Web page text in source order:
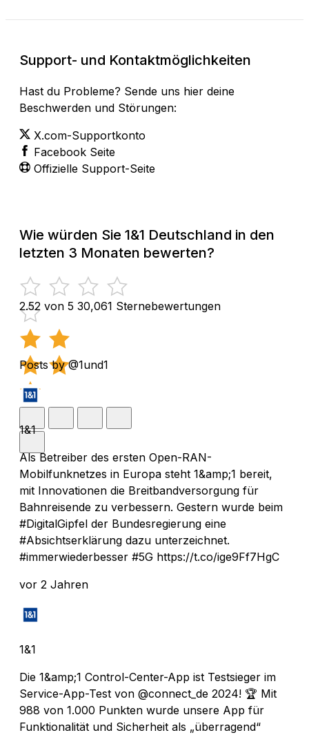
Support- und Kontaktmöglichkeiten
Hast du Probleme? Sende uns hier deine
Beschwerden und Störungen:
X.com-Supportkonto
Facebook Seite
Offizielle Support-Seite
Wie würden Sie 1&1 Deutschland in den
letzten 3 Monaten bewerten?
2.52 von 5 30,061 Sternebewertungen
Posts by @1und1
1&1
Als Betreiber des ersten Open-RAN-
Mobilfunknetzes in Europa steht 1&amp;1 bereit,
mit Innovationen die Breitbandversorgung für
Bahnreisende zu verbessern. Gestern wurde beim
#DigitalGipfel der Bundesregierung eine
#Absichtserklärung dazu unterzeichnet.
#immerwiederbesser #5G https://t.co/ige9Ff7HgC
vor 2 Jahren
1&1
Die 1&amp;1 Control-Center-App ist Testsieger im
Service-App-Test von @connect_de 2024! 🏆 Mit
988 von 1.000 Punkten wurde unsere App für
Funktionalität und Sicherheit als „überragend“